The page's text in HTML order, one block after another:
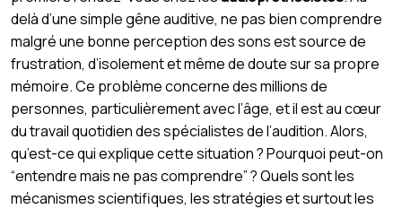
delà d’une simple gêne auditive, ne pas bien comprendre
malgré une bonne perception des sons est source de
frustration, d’isolement et même de doute sur sa propre
mémoire. Ce problème concerne des millions de
personnes, particulièrement avec l’âge, et il est au cœur
du travail quotidien des spécialistes de l’audition. Alors,
qu’est-ce qui explique cette situation ? Pourquoi peut-on
“entendre mais ne pas comprendre” ? Quels sont les
mécanismes scientifiques, les stratégies et surtout les